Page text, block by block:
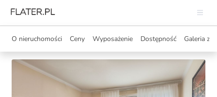
O nieruchomości Ceny Wyposażenie Dostępność Galeria